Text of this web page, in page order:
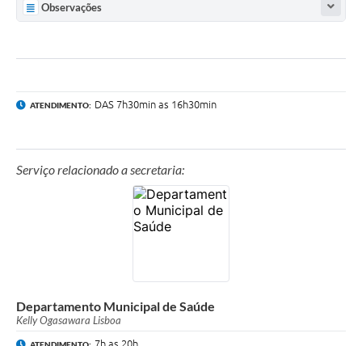
FAQ
Contato
Observações
ATENDIMENTO: DAS 7h30min as 16h30min
Serviço relacionado a secretaria:
Departamento Municipal de Saúde
Kelly Ogasawara Lisboa
7h as 20h